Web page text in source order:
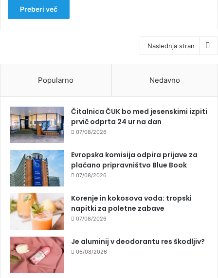
Preberi več
Naslednja stran
Popularno Nedavno
Čitalnica ČUK bo med jesenskimi izpiti
prvič odprta 24 ur na dan
07/08/2026
Evropska komisija odpira prijave za
plačano pripravništvo Blue Book
07/08/2026
Korenje in kokosova voda: tropski
napitki za poletne zabave
07/08/2026
Je aluminij v deodorantu res škodljiv?
06/08/2026